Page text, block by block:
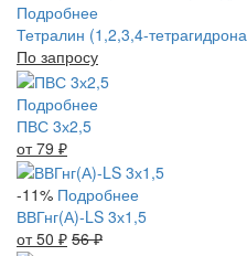
Подробнее
Тетралин (1,2,3,4-
По запросу
Подробнее
ПВС 3х2,5
от 79 ₽
-11% Подробнее
ВВГнг(А)-LS 3х1,5
от 50 ₽ 56₽